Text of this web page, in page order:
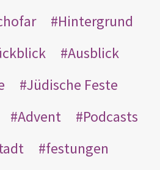
Hintergrund
Ausblick
Jüdische Feste
Advent
Podcasts
festungen